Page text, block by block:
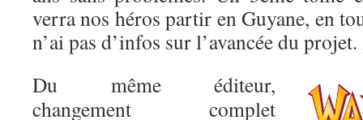
verra nos héros partir en Guyane, en
n’ai pas d’infos sur l’avancée du
Du même éditeur,
changement complet